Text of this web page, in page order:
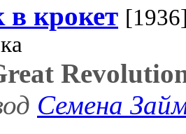
в крокет
Семена